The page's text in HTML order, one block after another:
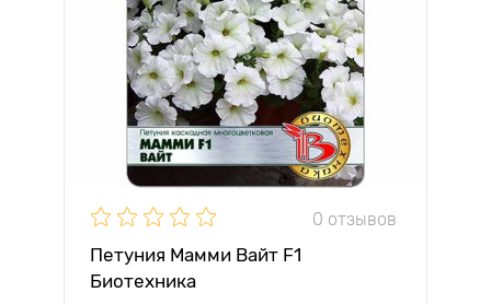
0 отзывов
Петуния Мамми Вайт F1
Биотехника